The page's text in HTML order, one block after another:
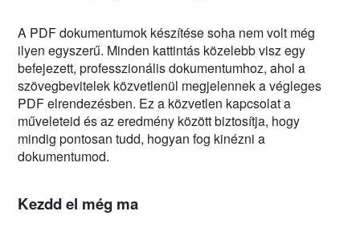
A PDF dokumentumok készítése soha nem volt még
ilyen egyszerű. Minden kattintás közelebb visz egy
befejezett, professzionális dokumentumhoz, ahol a
szövegbevitelek közvetlenül megjelennek a végleges
PDF elrendezésben. Ez a közvetlen kapcsolat a
műveleteid és az eredmény között biztosítja, hogy
mindig pontosan tudd, hogyan fog kinézni a
dokumentumod.
Kezdd el még ma